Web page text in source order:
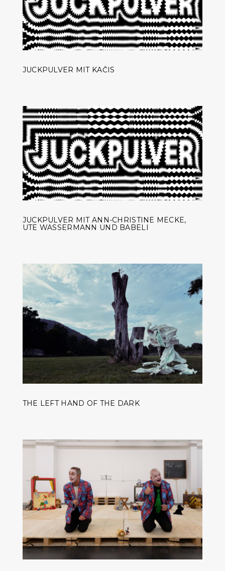
JUCKPULVER MIT KAČIS
JUCKPULVER MIT ANN-CHRISTINE MECKE,
UTE WASSERMANN UND BABELI
THE LEFT HAND OF THE DARK